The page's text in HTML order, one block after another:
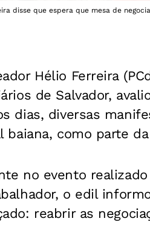
disse que espera que mesa de
Hélio Ferreira
de Salvador,
dias, diversas
baiana, como parte
no evento
o edil
reabrir as